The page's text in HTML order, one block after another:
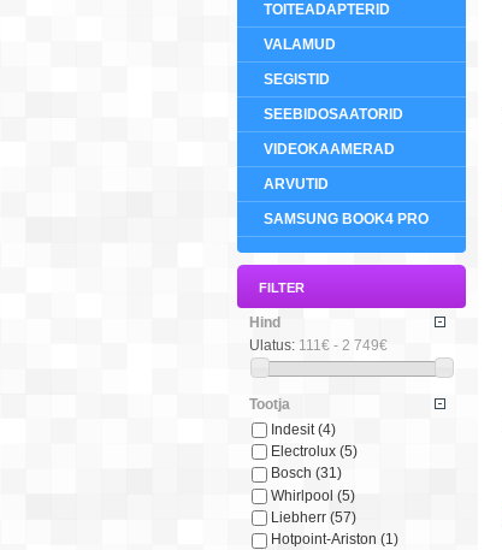
TOITEADAPTERID
VALAMUD
SEGISTID
SEEBIDOSAATORID
VIDEOKAAMERAD
ARVUTID
SAMSUNG BOOK4 PRO
FILTER
Hind
Ulatus: 111€ - 2 749€
Tootja
Indesit (4)
Electrolux (5)
Bosch (31)
Whirlpool (5)
Liebherr (57)
Hotpoint-Ariston (1)